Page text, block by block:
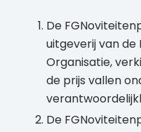
De
uitgeverij van de
Organisatie,
de prijs vallen
De